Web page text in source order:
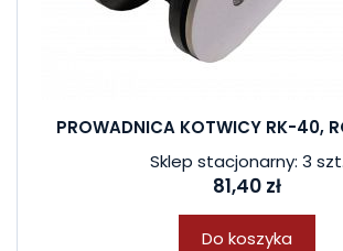
PROWADNICA KOTWICY RK-40,
Sklep stacjonarny: 3 szt.
81,40 zł
Do koszyka